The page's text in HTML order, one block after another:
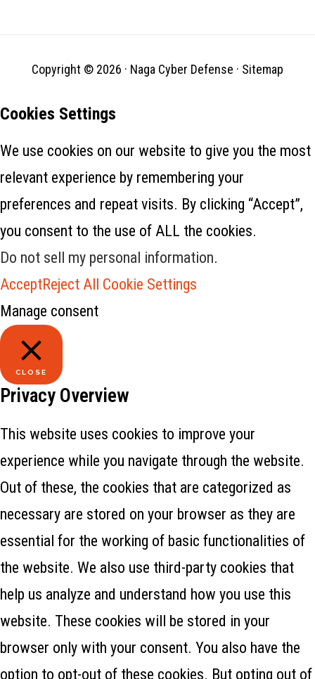
Copyright © 2026 · Naga Cyber Defense · Sitemap
Cookies Settings
We use cookies on our website to give you the most
relevant experience by remembering your
preferences and repeat visits. By clicking “Accept”,
you consent to the use of ALL the cookies.
Do not sell my personal information.
AcceptReject All Cookie Settings
Manage consent
CLOSE
Privacy Overview
This website uses cookies to improve your
experience while you navigate through the website.
Out of these, the cookies that are categorized as
necessary are stored on your browser as they are
essential for the working of basic functionalities of
the website. We also use third-party cookies that
help us analyze and understand how you use this
website. These cookies will be stored in your
browser only with your consent. You also have the
option to opt-out of these cookies. But opting out of